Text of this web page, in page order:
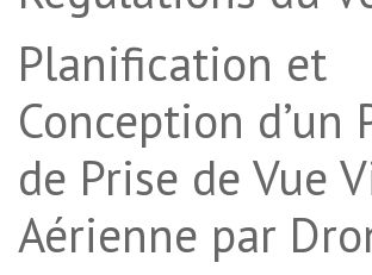
Planification et
Conception d’un
de Prise de Vue
Aérienne par